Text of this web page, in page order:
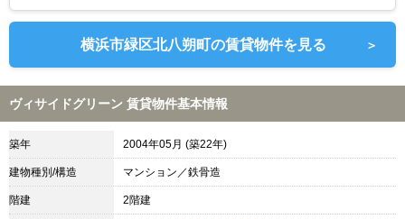
TOP
横浜市緑区北八朔町の賃貸物件を見る ＞
ヴィサイドグリーン 賃貸物件基本情報
築年 2004年05月 (築22年)
建物種別/構造 マンション／鉄骨造
階建 2階建